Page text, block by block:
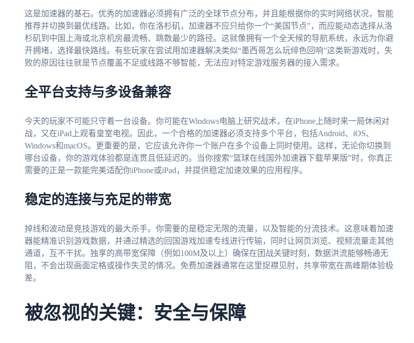
这是加速器的基石。优秀的加速器必须拥有广泛的全球节点分布，并且能根据你的实时网络状况，智能
推荐并切换到最优线路。比如，你在洛杉矶，加速器不应只给你一个“美国节点”，而应能动态选择从洛
杉矶到中国上海或北京机房最流畅、跳数最少的路径。这就像拥有一个全天候的导航系统，永远为你避
开拥堵，选择最快路线。有些玩家在尝试用加速器解决类似“墨西哥怎么玩绯色回响”这类新游戏时，失
败的原因往往就是节点覆盖不足或线路不够智能，无法应对特定游戏服务器的接入需求。
全平台支持与多设备兼容
今天的玩家不可能只守着一台设备。你可能在Windows电脑上研究战术，在iPhone上随时来一局休闲对
战，又在iPad上观看皇室电视。因此，一个合格的加速器必须支持多个平台，包括Android、iOS、
Windows和macOS。更重要的是，它应该允许你一个账户在多个设备上同时使用。这样，无论你切换到
哪台设备，你的游戏体验都是连贯且低延迟的。当你搜索“篮球在线国外加速器下载苹果版”时，你真正
需要的正是一款能完美适配你iPhone或iPad，并提供稳定加速效果的应用程序。
稳定的连接与充足的带宽
掉线和波动是竞技游戏的最大杀手。你需要的是稳定无限的流量，以及智能的分流技术。这意味着加速
器能精准识别游戏数据，并通过精选的回国游戏加速专线进行传输，同时让网页浏览、视频流量走其他
通道，互不干扰。独享的高带宽保障（例如100M及以上）确保在团战关键时刻，数据洪流能够畅通无
阻，不会出现画面定格或操作失灵的情况。免费加速器通常在这里捉襟见肘，共享带宽在高峰期体验极
差。
被忽视的关键：安全与保障